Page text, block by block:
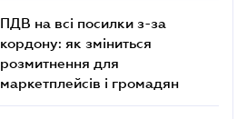
ПДВ на всі посилки з-за
кордону: як зміниться
розмитнення для
маркетплейсів і громадян